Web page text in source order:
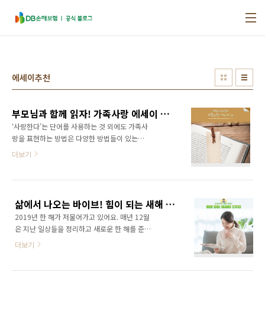
에세이추천
부모님과 함께 읽자! 가족사랑 에세이 추천 4
‘사랑한다’는 단어를 사용하는 것 외에도 가족사
랑을 표현하는 방법은 다양한 방법들이 있는데
요. 부모님과 자식의 마음을 공감할 수 있는 책을
저 | 수오서재 수오서재 제공 첫 번째 에세이는
“나는 막노동하는 아버지를 둔 아나운서 딸입니
다”라는 제목의 글로 독자들에게 많은 감동을 선
사한 임희정 아나운서의 입니다. 이 책은 저자의
받으며 자라온 자신의 삶에 대해 이야기합니다.
더보기
삶에서 나오는 바이브! 힘이 되는 새해 추천 에세이 3권
2019년 한 해가 저물어가고 있어요. 매년 12월
은 지난 일상들을 정리하고 새로운 한 해를 준비
하는 설레는 시간인데요. 오늘은 새해를 맞이해
더보기